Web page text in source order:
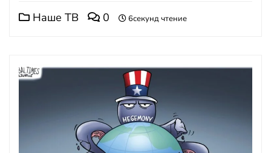
Наше ТВ 0 6секунд чтение